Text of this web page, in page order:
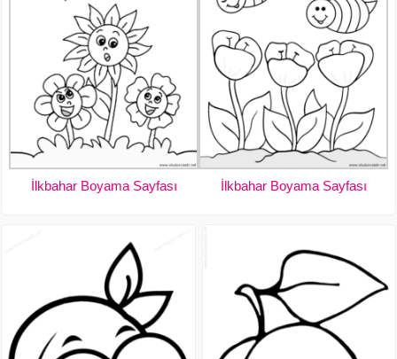
İlkbahar Boyama Sayfası İlkbahar Boyama Sayfası